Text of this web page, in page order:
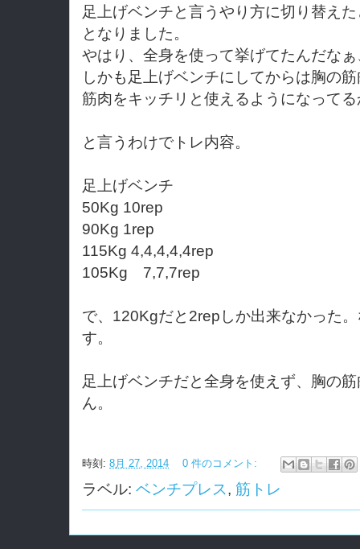
足上げベンチと言うやり方に切り替え
となりました。
やはり、全身を使って挙げてたんだな
しかも足上げベンチにしてからは胸の
筋肉をキッチリと使えるようになって
と言うわけでトレ内容。
足上げベンチ
50Kg 10rep
90Kg 1rep
115Kg 4,4,4,4,4rep
105Kg 7,7,7rep
で、120Kgだと2repしか出来なかった
す。
足上げベンチだと全身を使えず、胸の
ん。
時刻: 8月 27, 2014 0 件のコメント:
ラベル: ベンチプレス, 筋トレ